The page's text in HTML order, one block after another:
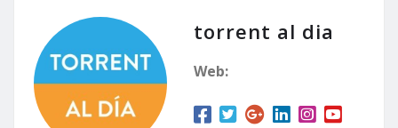
torrent al dia
Web: